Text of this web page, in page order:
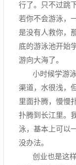
行了。只不过跳
若你不会游泳，
是没有人救你，
底的游泳池开始
游向大海了。
小时候学游
渠道，水很浅，
里面扑腾，慢慢
扑腾到长江里。
泳，基本上可以
没办法。
创业也是这